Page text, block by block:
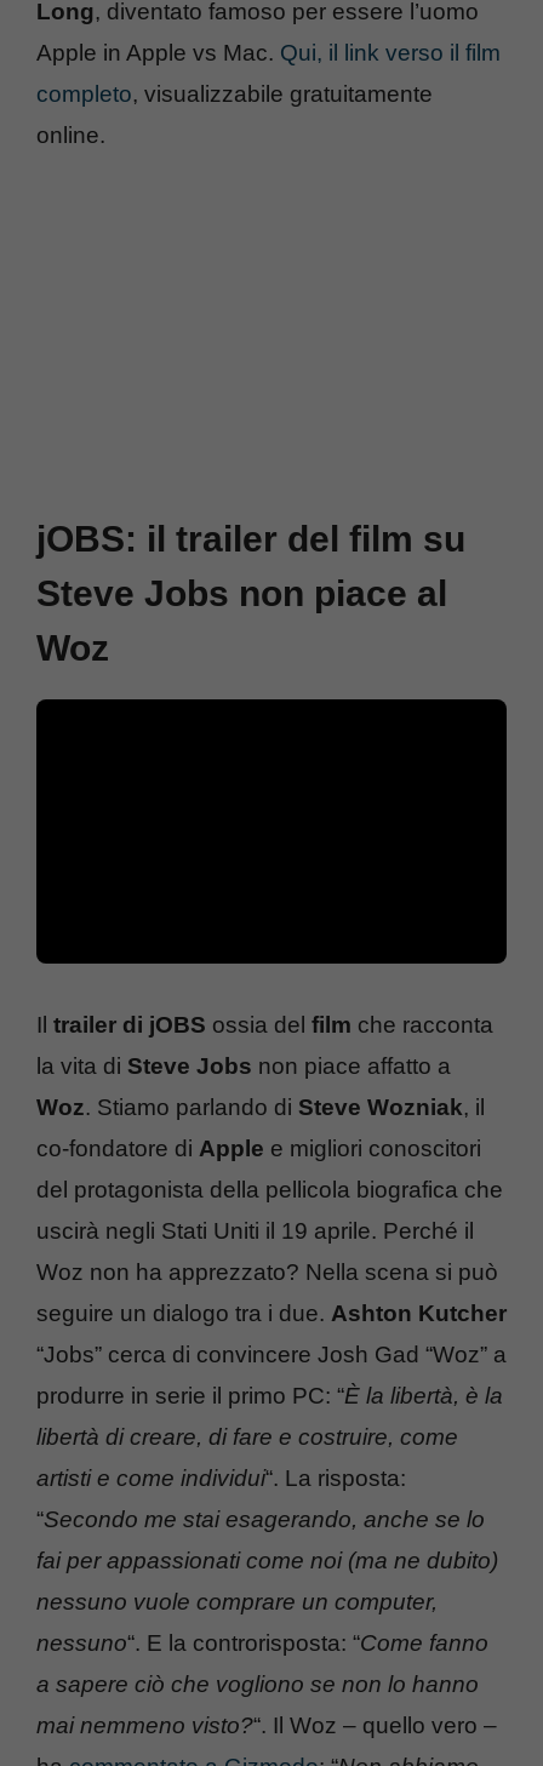
Long, diventato famoso per essere l’uomo
Apple in Apple vs Mac. Qui, il link verso il film
completo, visualizzabile gratuitamente
online.
jOBS: il trailer del film su
Steve Jobs non piace al
Woz
Il trailer di jOBS ossia del film che racconta
la vita di Steve Jobs non piace affatto a
Woz. Stiamo parlando di Steve Wozniak, il
co-fondatore di Apple e migliori conoscitori
del protagonista della pellicola biografica che
uscirà negli Stati Uniti il 19 aprile. Perché il
Woz non ha apprezzato? Nella scena si può
seguire un dialogo tra i due. Ashton Kutcher
“Jobs” cerca di convincere Josh Gad “Woz” a
produrre in serie il primo PC: “È la libertà, è la
libertà di creare, di fare e costruire, come
artisti e come individui“. La risposta:
“Secondo me stai esagerando, anche se lo
fai per appassionati come noi (ma ne dubito)
nessuno vuole comprare un computer,
nessuno“. E la controrisposta: “Come fanno
a sapere ciò che vogliono se non lo hanno
mai nemmeno visto?“. Il Woz – quello vero –